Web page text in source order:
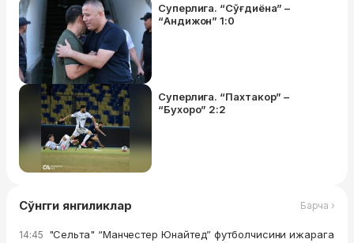
Суперлига. “Сўғдиёна” –
“Андижон” 1:0
Суперлига. “Пахтакор” –
“Бухоро” 2:2
Сўнгги янгиликлар Барча ›
14:45 "Сельта" “Манчестер Юнайтед” футболчисини ижарага